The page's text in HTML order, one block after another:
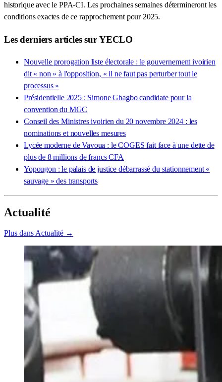
historique avec le PPA-CI. Les prochaines semaines détermineront les
conditions exactes de ce rapprochement pour 2025.
Les derniers articles sur YECLO
Nouvelle prorogation liste électorale : le gouvernement ivoirien
dit « non » à l'opposition, « il ne faut pas perturber tout le
processus »
Présidentielle 2025 : Simone Gbagbo candidate pour la
convention du MGC
Conseil des Ministres ivoirien du 20 novembre 2024 : les
nominations et nouvelles mesures
Lycée moderne de Vavoua : le COGES fait face à une dette de
plus de 8 millions de francs CFA
Yopougon : le palais de justice débarrassé du stationnement «
sauvage » des transports
Actualité
Plus dans Actualité →